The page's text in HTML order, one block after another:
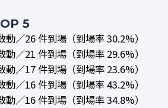
5
動／26 件到場（到場率 30.2%）
動／21 件到場（到場率 29.6%）
動／17 件到場（到場率 23.6%）
動／16 件到場（到場率 43.2%）
動／16 件到場（到場率 34.8%）